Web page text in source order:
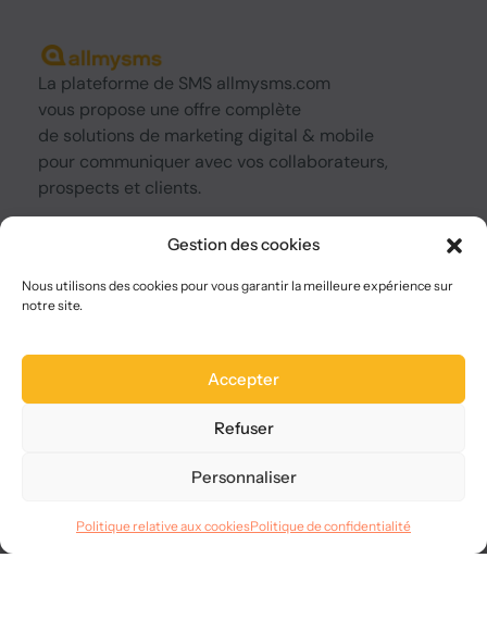
Gestion des cookies
Nous utilisons des cookies pour vous garantir la meilleure expérience sur
notre site.
Accepter
Refuser
Personnaliser
Politique relative aux cookiesPolitique de confidentialité
La plateforme de SMS allmysms.com
vous propose une offre complète
de solutions de marketing digital & mobile
pour communiquer avec vos collaborateurs,
prospects et clients.
Qui sommes-nous ?
Nous choisir
Legal
RGPD